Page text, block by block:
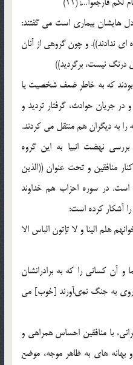
هایشان بیمارى است مى گفتند:
ندادند)). و چون گروهى از آنان
درنگ نیست، برگردید))
بودند که به خاطر ضعف شخصیت یا
جریان حوادث، گرفتار تردید و
به دیگران هم منتقل مى کردند.
نهضت انبیا به این گروه
منافقین و تحت عنوان ((الذین
در سوره احزاب هم خداوند
آشکار کرده است:
هلم الینا و لا تإتون الباس الا
و آن کسانى را که به برادرانشان
روى به جنگ نمىآورند [خوب] مى
با منافقین احساس همراهى و
بهانه هاى به ظاهر موجه، موضع